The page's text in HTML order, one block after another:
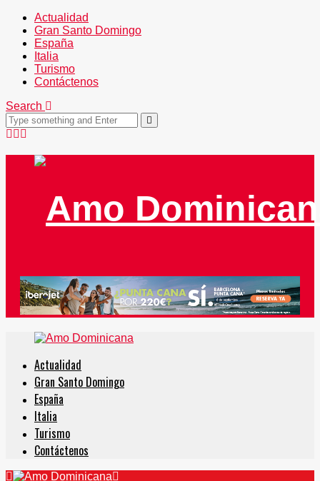
Actualidad
Gran Santo Domingo
España
Italia
Turismo
Contáctenos
Search
Actualidad
Gran Santo Domingo
España
Italia
Turismo
Contáctenos